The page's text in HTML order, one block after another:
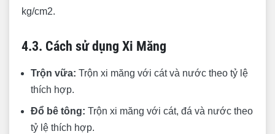
kg/cm2.
4.3. Cách sử dụng Xi Măng
Trộn vữa: Trộn xi măng với cát và nước theo tỷ lệ
thích hợp.
Đổ bê tông: Trộn xi măng với cát, đá và nước theo
tỷ lệ thích hợp.